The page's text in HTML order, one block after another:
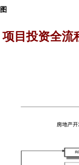
图
项目投资全流